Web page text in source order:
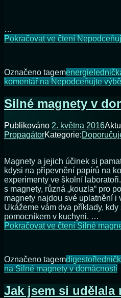
…
Pokračovat ve čtení
Označeno tagemenergie
komentářna Nepodceňujte
Silné magnety v
Publikováno 2. května 2016
PropagátorKategorie:
Magnety a jejich účinek si
kdysi na připevnění papírů na
experimenty ve školní
s magnety, různá „kouzla“ pro
magnety najdou své uplatnění i
Ukážeme vám dva příklady,
pomocníkem v kuchyni. …
Pokračovat ve čteníSilné
Označeno tagemdigestoř
na Silné magnety v domácnosti
Jak jsem si udělala